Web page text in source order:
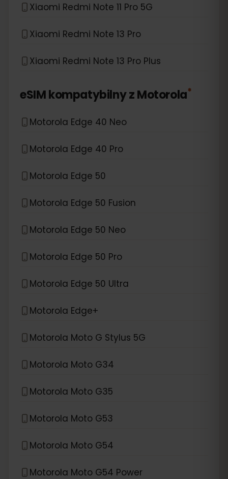
Xiaomi Redmi Note 11 Pro 5G
Xiaomi Redmi Note 13 Pro
Xiaomi Redmi Note 13 Pro Plus
eSIM kompatybilny zMotorola*
Motorola Edge 40 Neo
Motorola Edge 40 Pro
Motorola Edge 50
Motorola Edge 50 Fusion
Motorola Edge 50 Neo
Motorola Edge 50 Pro
Motorola Edge 50 Ultra
Motorola Edge+
Motorola Moto G Stylus 5G
Motorola Moto G34
Motorola Moto G35
Motorola Moto G53
Motorola Moto G54
Motorola Moto G54 Power